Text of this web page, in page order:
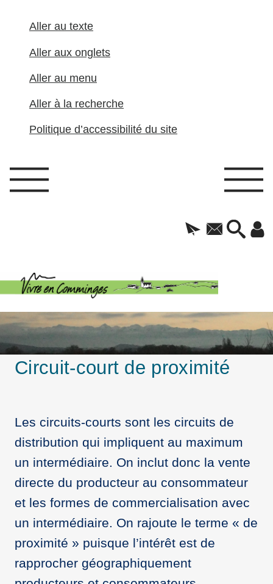
Aller au texte
Aller aux onglets
Aller au menu
Aller à la recherche
Politique d’accessibilité du site
Circuit-court de proximité
Les circuits-courts sont les circuits de
distribution qui impliquent au maximum
un intermédiaire. On inclut donc la vente
directe du producteur au consommateur
et les formes de commercialisation avec
un intermédiaire. On rajoute le terme « de
proximité » puisque l’intérêt est de
rapprocher géographiquement